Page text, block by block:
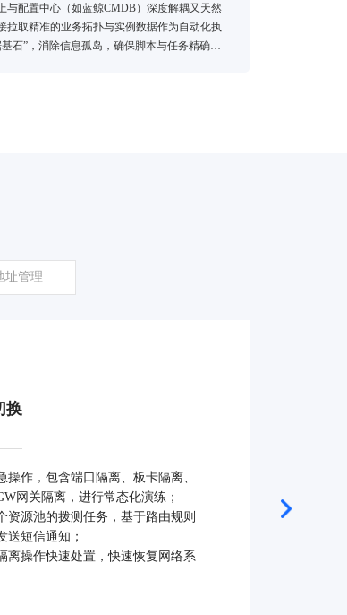
与配置中心（如蓝鲸CMDB）深度解耦又天然
拉取精准的业务拓扑与实例数据作为自动化执
石”，消除信息孤岛，确保脚本与任务精确下
址管理
换
操作，包含端口隔离、板卡隔离、
网关隔离，进行常态化演练；
资源池的拨测任务，基于路由规则
送短信通知；
离操作快速处置，快速恢复网络系